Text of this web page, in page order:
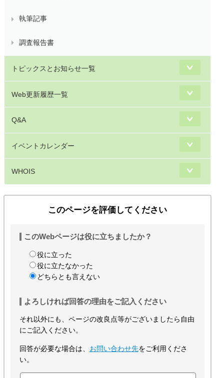
執筆記事
調査報告書
トピックスとお知らせ一覧
Web更新履歴一覧
Q&A
イベントカレンダー
WHOIS
このページを評価してください
このWebページは役に立ちましたか？
役に立った
役に立たなかった
どちらとも言えない
よろしければ回答の理由をご記入ください
それ以外にも、ページの改良点等がございましたら自由
にご記入ください。
回答が必要な場合は、 お問い合わせ先をご利用くださ
い。